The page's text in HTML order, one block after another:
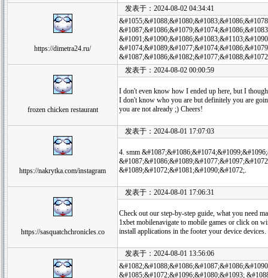
https://dimetra24.ru/
发表于：2024-08-02 04:34:41
frozen chicken restaurant
发表于：2024-08-02 00:00:59
I don't even know how I ended up here, but I
I don't know who you are but definitely you are
you are not already ;) Cheers!
https://nakrytka.com/instagram
发表于：2024-08-01 17:07:03
4. smm
&#1089;&#1072;&#1081;&#1090;&#1072;.
https://sasquatchchronicles.co
发表于：2024-08-01 17:06:31
Check out our step-by-step guide, what you need
1xbet mobilenavigate to mobile games or click on
install applications in the footer your device devices.
发表于：2024-08-01 13:56:06
&#1085;&#1072;&#1096;&#1080;&#1093;